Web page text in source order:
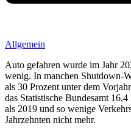
Allgemein
Auto gefahren wurde im Jahr
wenig. In manchen Shutdown-
als 30 Prozent unter dem
das Statistische Bundesamt
als 2019 und so wenige
Jahrzehnten nicht mehr.